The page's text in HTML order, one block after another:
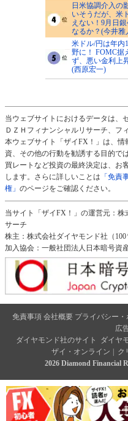
日米協調介入の
いそうだが、米
えない！9月日
なるか？(今井雅
米ドル/円は年内
野に！ FOMC据
ず、悪い金利上
(西原宏一)
当ウェブサイトにおけるデータは、
ＤＺＨフィナンシャルリサーチ、フ
本ウェブサイト「ザイFX！」は、
資、その他の行動を勧誘する目的で
買レートなど投資の最終決定は、お
します。さらに詳しいことは 「免責
権」 のページをご確認ください。
当サイト「ザイFX！」の運営元：
サーチ
株主：株式会社ダイヤモンド社（100
加入協会：一般社団法人日本暗号資
免責事項 会社概要 プライバシー
広
ダイヤモンド社のサイト
ダイヤ
ザイ・オンライン
ク
2026 Diamond Financial